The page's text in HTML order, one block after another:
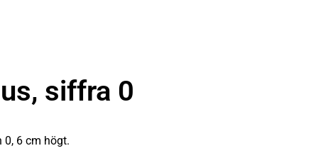
siffra 0
6 cm högt.